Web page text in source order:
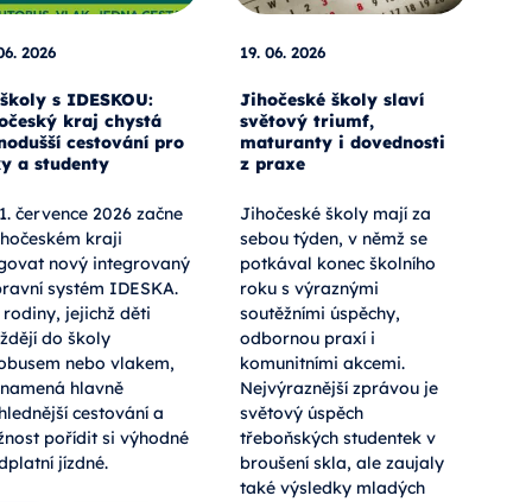
2026
s IDESKOU:
kraj chystá
cestování pro
a studenty
července 2026 začne
kraji
nový integrovaný
systém IDESKA.
rodiny, jejichž děti
do školy
nebo vlakem,
hlavně
cestování a
pořídit si výhodné
jízdné.
19. 06. 2026
Jihočeské školy slaví
světový triumf,
maturanty i dovednosti
z praxe
Jihočeské školy mají za
sebou týden, v němž se
potkával konec školního
roku s výraznými
soutěžními úspěchy,
odbornou praxí i
komunitními akcemi.
Nejvýraznější zprávou je
světový úspěch
třeboňských studentek v
broušení skla, ale zaujaly
také výsledky mladých